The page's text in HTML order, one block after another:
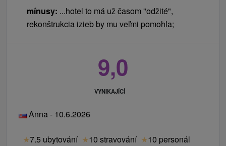
mínusy: ...hotel to má už časom "odžité",
rekonštrukcia izieb by mu veľmi pomohla;
9,0
VYNIKAJÍCÍ
Anna - 10.6.2026
★7.5 ubytování ★10 stravování ★10 personál